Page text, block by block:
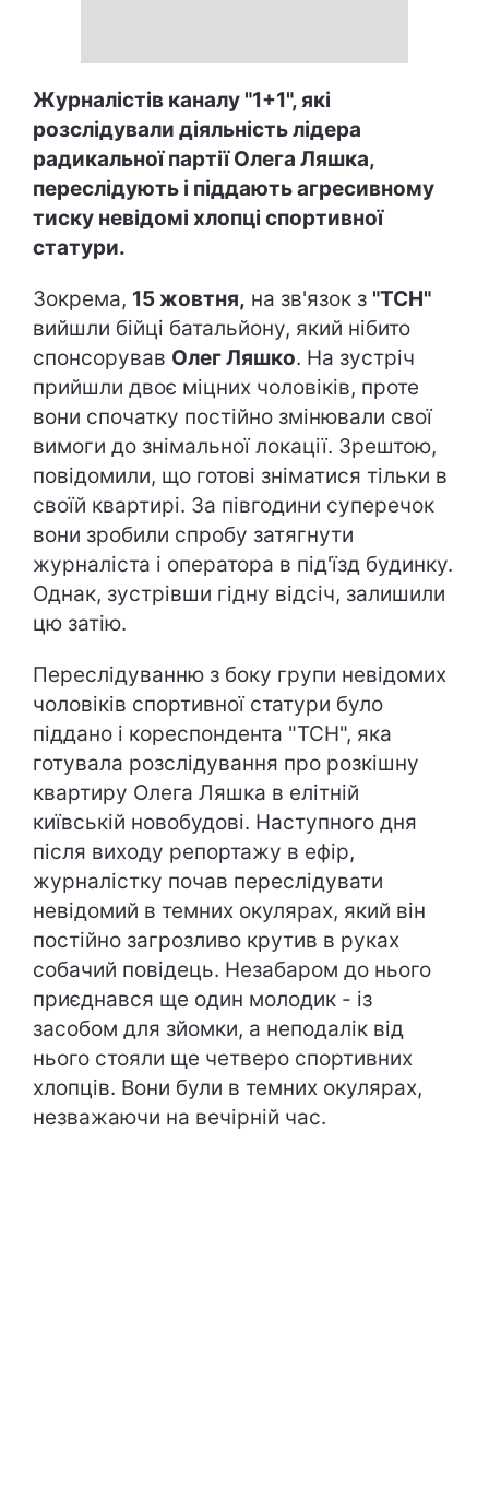
Журналістів каналу "1+1", які
розслідували діяльність лідера
радикальної партії Олега Ляшка,
переслідують і піддають агресивному
тиску невідомі хлопці спортивної
статури.
Зокрема, 15 жовтня, на зв'язок з "ТСН"
вийшли бійці батальйону, який нібито
спонсорував Олег Ляшко. На зустріч
прийшли двоє міцних чоловіків, проте
вони спочатку постійно змінювали свої
вимоги до знімальної локації. Зрештою,
повідомили, що готові зніматися тільки в
своїй квартирі. За півгодини суперечок
вони зробили спробу затягнути
журналіста і оператора в під'їзд будинку.
Однак, зустрівши гідну відсіч, залишили
цю затію.
Переслідуванню з боку групи невідомих
чоловіків спортивної статури було
піддано і кореспондента "ТСН", яка
готувала розслідування про розкішну
квартиру Олега Ляшка в елітній
київській новобудові. Наступного дня
після виходу репортажу в ефір,
журналістку почав переслідувати
невідомий в темних окулярах, який він
постійно загрозливо крутив в руках
собачий повідець. Незабаром до нього
приєднався ще один молодик - із
засобом для зйомки, а неподалік від
нього стояли ще четверо спортивних
хлопців. Вони були в темних окулярах,
незважаючи на вечірній час.